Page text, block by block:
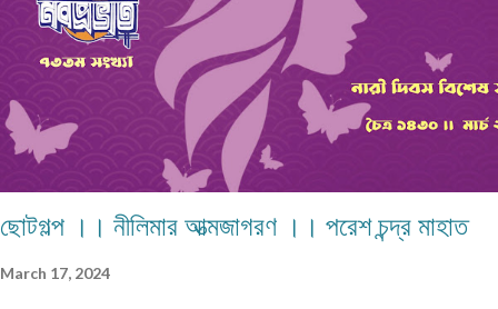
পিছিয়ে পড়া মানুষ গুলো! তাদের হয়না কোনো পরিবর্তন। আজ 71 বছর আজাদ হয়েও বোধহয় যে...
ছোটগল্প ।। নীলিমার আত্মজাগরণ ।। পরেশ চন্দ্র মাহাত
March 17, 2024